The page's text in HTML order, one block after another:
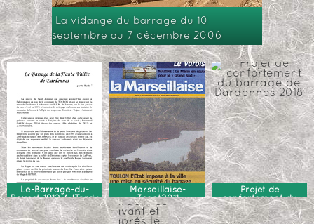
La vidange du barrage du 10
septembre au 7 décembre 2006
Le-Barrage-du-
Revest-1912-AJTardy
Marseillaise-
3sept2011
Projet de
confortement du
barrage de
Dardennes 2018